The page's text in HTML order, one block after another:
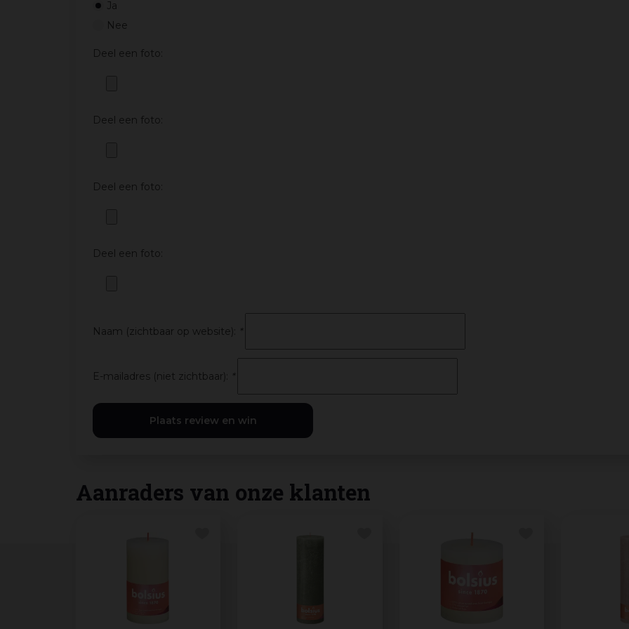
Ja
Nee
Deel een foto:
Deel een foto:
Deel een foto:
Deel een foto:
Naam (zichtbaar op website): *
E-mailadres (niet zichtbaar): *
Aanraders van onze klanten